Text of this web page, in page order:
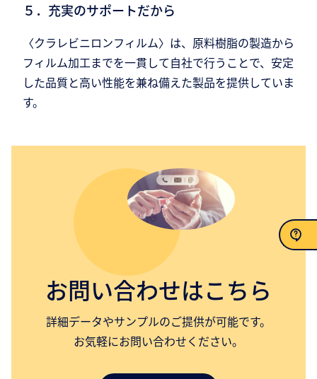
５．充実のサポートだから
〈クラレビニロンフィルム〉は、原料樹脂の製造から
フィルム加工までを一貫して自社で行うことで、安定
した品質と高い性能を兼ね備えた製品を提供していま
す。
お問い合わせはこちら
詳細データやサンプルのご提供が可能です。
お気軽にお問い合わせください。